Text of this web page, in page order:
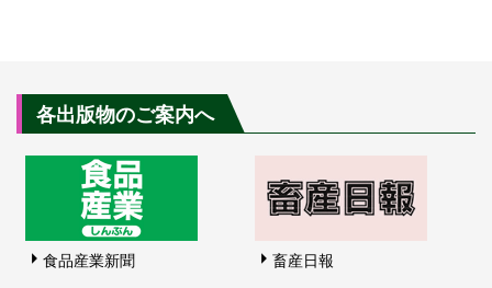
各出版物のご案内へ
食品産業新聞 畜産日報